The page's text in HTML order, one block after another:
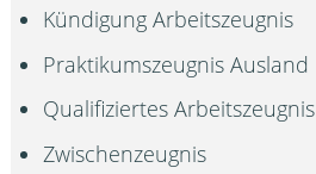
Kündigung Arbeitszeugnis
Praktikumszeugnis Ausland
Qualifiziertes Arbeitszeugnis
Zwischenzeugnis